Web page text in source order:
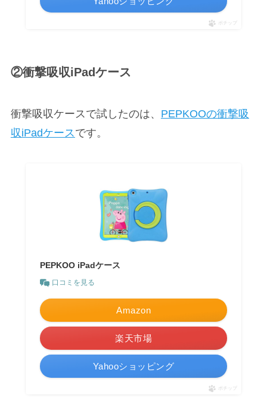
ポチップ
②衝撃吸収iPadケース
衝撃吸収ケースで試したのは、 PEPKOOの衝撃吸
収iPadケース です。
PEPKOO iPadケース
口コミを見る
Amazon
楽天市場
Yahooショッピング
ポチップ